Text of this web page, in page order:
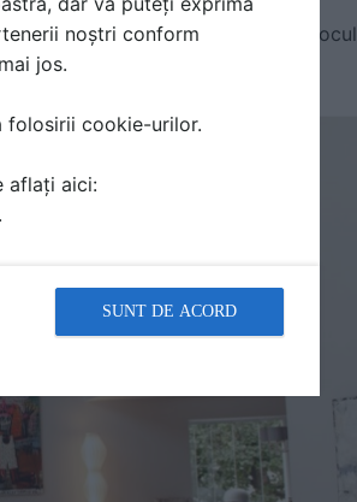
membrilor casei să-și găsească locul
întregii amenajări.
noștri conform
jos.
folosirii cookie-urilor.
aflați aici:
.
SUNT DE ACORD